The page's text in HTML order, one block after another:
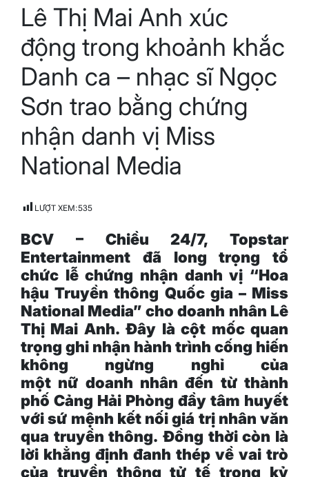
read
time
Lê Thị Mai Anh xúc
động trong khoảnh khắc
Danh ca – nhạc sĩ Ngọc
Sơn trao bằng chứng
nhận danh vị Miss
National Media
LƯỢT XEM:535
BCV – Chiều 24/7, Topstar
Entertainment đã long trọng tổ
chức lễ chứng nhận danh vị “Hoa
hậu Truyền thông Quốc gia – Miss
National Media” cho doanh nhân Lê
Thị Mai Anh. Đây là cột mốc quan
trọng ghi nhận hành trình cống hiến
không ngừng nghỉ của
một nữ doanh nhân đến từ thành
phố Cảng Hải Phòng đầy tâm huyết
với sứ mệnh kết nối giá trị nhân văn
qua truyền thông. Đồng thờicòn là
lời khẳng định đanh thép về vai trò
của truyền thông tử tế trong kỷ